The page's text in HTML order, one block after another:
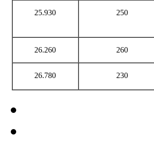
25.930 250
26.260 260
26.780 230